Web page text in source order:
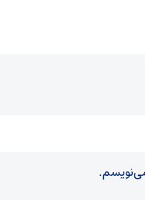
می‌نویسم.